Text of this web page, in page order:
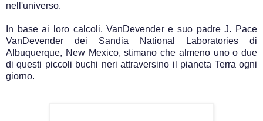
nell'universo.
In base ai loro calcoli, VanDevender e suo padre J. Pace
VanDevender dei Sandia National Laboratories di
Albuquerque, New Mexico, stimano che almeno uno o due
di questi piccoli buchi neri attraversino il pianeta Terra ogni
giorno.